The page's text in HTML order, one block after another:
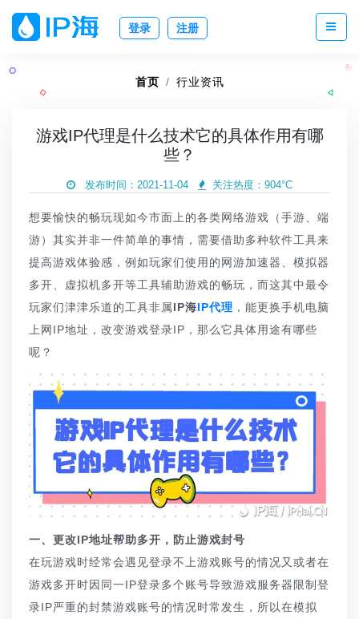
登录 注册
首页 行业资讯
游戏IP代理是什么技术它的具体作用有哪
些？
发布时间：2021-11-04 关注热度： 904°C
想要愉快的畅玩现如今市面上的各类网络游戏（手游、端
游）其实并非一件简单的事情，需要借助多种软件工具来
提高游戏体验感，例如玩家们使用的网游加速器、模拟器
多开、虚拟机多开等工具辅助游戏的畅玩，而这其中最令
玩家们津津乐道的工具非属IP海IP代理 ，能更换手机电脑
上网IP地址，改变游戏登录IP，那么它具体用途有哪些
呢？
一、更改IP地址帮助多开，防止游戏封号
在玩游戏时经常会遇见登录不上游戏账号的情况又或者在
游戏多开时因同一IP登录多个账号导致游戏服务器限制登
录IP严重的封禁游戏账号的情况时常发生，所以在模拟